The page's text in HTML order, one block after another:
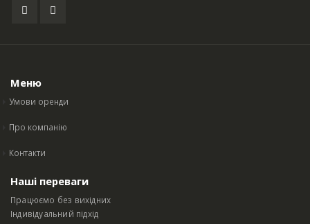
Меню
Умови оренди
Про компанію
Контакти
Наші переваги
Працюємо без вихідних
Індивідуальний підхід